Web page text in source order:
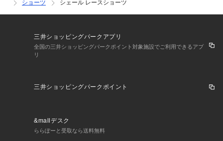
だけます。甘すぎず、大胆過ぎない特別感溢れるデザインが、
ラグジュアリーな大人の雰囲気を演出します。
＜サイズ＞
M：ヒップ 87～95cm
L：ヒップ 92～100cm
・バック部分伸縮性：あり
＜関連アイテム＞
お揃いのアイテムは以下よりご確認ください。
ショーツ
シェール レースショーツ
三井ショッピングパークアプリ
全国の三井ショッピングパークポイント対象施設でご利用できるアプ
リ
三井ショッピングパークポイント
&mallデスク
ららぽーと受取なら送料無料